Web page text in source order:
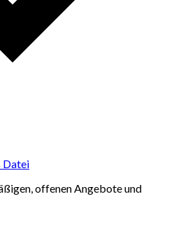
Datei
offenen Angebote und